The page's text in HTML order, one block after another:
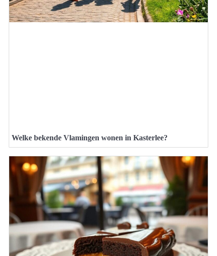
Welke bekende Vlamingen wonen in Kasterlee?